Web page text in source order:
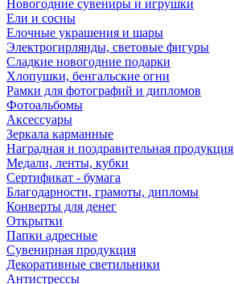
Новогодние сувениры и игрушки
Ели и сосны
Елочные украшения и шары
Электрогирлянды, световые фигуры
Сладкие новогодние подарки
Хлопушки, бенгальские огни
Рамки для фотографий и дипломов
Фотоальбомы
Аксессуары
Зеркала карманные
Наградная и поздравительная продукция
Медали, ленты, кубки
Сертификат - бумага
Благодарности, грамоты, дипломы
Конверты для денег
Открытки
Папки адресные
Сувенирная продукция
Декоративные светильники
Антистрессы